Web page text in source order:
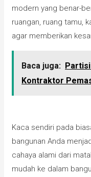
modern yang benar-
ruangan, ruang tamu,
agar memberikan
Baca juga: Partisi
Kontraktor
Kaca sendiri pada
bangunan Anda
cahaya alami dari
mudah ke dalam